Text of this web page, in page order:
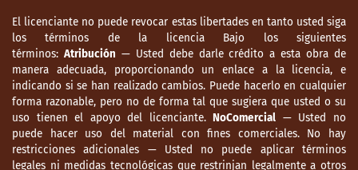
El licenciante no puede revocar estas libertades en tanto usted siga
los términos de la licencia Bajo los siguientes
términos: Atribución — Usted debe darle crédito a esta obra de
manera adecuada, proporcionando un enlace a la licencia, e
indicando si se han realizado cambios. Puede hacerlo en cualquier
forma razonable, pero no de forma tal que sugiera que usted o su
uso tienen el apoyo del licenciante.NoComercial — Usted no
puede hacer uso del material con fines comerciales. No hay
restricciones adicionales — Usted no puede aplicar términos
legales ni medidas tecnológicas que restrinjan legalmente a otros